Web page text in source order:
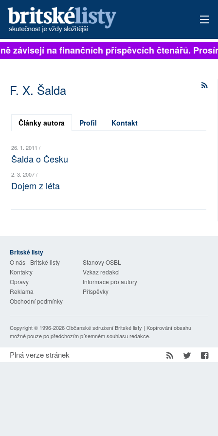
PŘIHLÁSIT
ARCHIV
ROZHOVORY
NEJČTENĚJŠÍ ZA 7 DNÍ
AUTOŘI
RUBRIKY
PLNÁ VERZE STRÁNEK
závisejí na finančních příspěvcích čtenářů.
F. X. Šalda
Články autora Profil Kontakt
26. 1. 2011 /
Šalda o Česku
2. 3. 2007 /
Dojem z léta
Britské listy
O nás - Britské listy
Stanovy OSBL
Kontakty
Vzkaz redakci
Opravy
Informace pro autory
Reklama
Příspěvky
Obchodní podmínky
Copyright © 1996-2026Občanské sdružení Britské listy | Kopírování obsahu
možné pouze po předchozím písemném souhlasu redakce.
Plná verze stránek